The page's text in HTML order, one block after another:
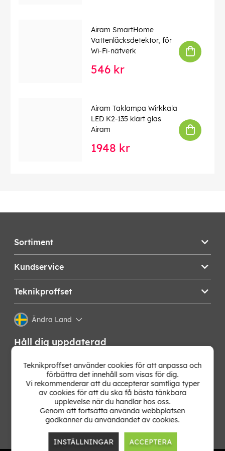
Airam SmartHome
Vattenläcksdetektor, för
Wi-Fi-nätverk
546 kr
Airam Taklampa Wirkkala
LED K2-135 klart glas
Airam
1948 kr
Sortiment
Kundservice
Teknikproffset
Ändra Land
Håll dig uppdaterad
Få de senaste nyheterna, hetaste erbjudandena och
bästa tipsen från oss direkt i din mejlkorg. Signa upp på
vårt nyhetsbrev!
Teknikproffset använder cookies för att anpassa och
förbättra det innehåll som visas för dig.
Vi rekommenderar att du accepterar samtliga typer
av cookies för att du ska få bästa tänkbara
upplevelse när du handlar hos oss.
Genom att fortsätta använda webbplatsen
godkänner du användandet av cookies.
INSTÄLLNINGAR ACCEPTERA